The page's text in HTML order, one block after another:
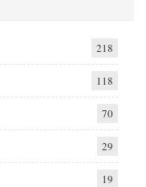
218
118
70
29
19